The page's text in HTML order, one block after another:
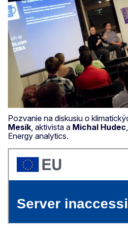
Pozvanie na diskusiu o
Mesík, aktivista a Michal Hudec
Energy analytics.